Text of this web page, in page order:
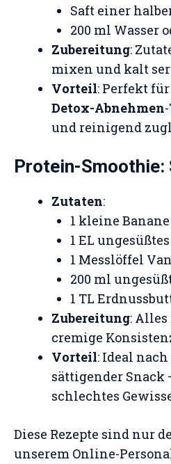
Saft einer
200 ml Wasser
Zubereitung:
mixen und kalt
Vorteil: Perfekt
Detox-Abnehmen
und reinigend
Protein-Smoothie:
Zutaten:
1 kleine Banane
1 EL
1 Messlöffel
200 ml
1 TL
Zubereitung:
cremige
Vorteil: Ideal
sättigender Snack
schlechtes
Diese Rezepte sind nur
unserem Online-